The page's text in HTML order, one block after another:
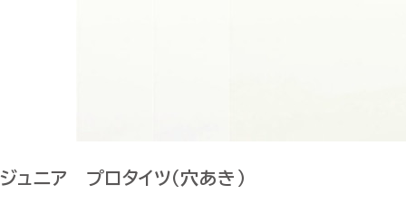
ジュニア プロタイツ（穴あき）